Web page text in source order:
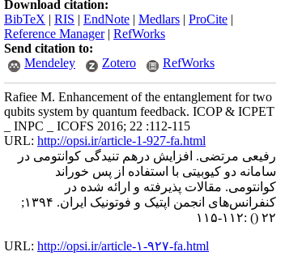
Download citation:
BibTeX | RIS | EndNote | Medlars | ProCite |
Reference Manager| RefWorks
Send citation to:
Mendeley
Zotero RefWorks
Rafiee M. Enhancement of the entanglement for two
qubits system by quantum feedback. ICOP & ICPET
_ INPC _ ICOFS 2016; 22 :112-115
URL: http://opsi.ir/article-1-927-fa.html
رفیعی مرتضی. افزایش درهم تنیدگی کوانتومی در
سامانه دو کیوبیتی با استفاده از پس خوراند
کوانتومی. مقالات پذیرفته و ارائه شده در
کنفرانس‌های انجمن اپتیک و فوتونیک ایران. ۱۳۹۴;
۲۲ () :۱۱۲-۱۱۵
URL: http://opsi.ir/article-۱-۹۲۷-fa.html